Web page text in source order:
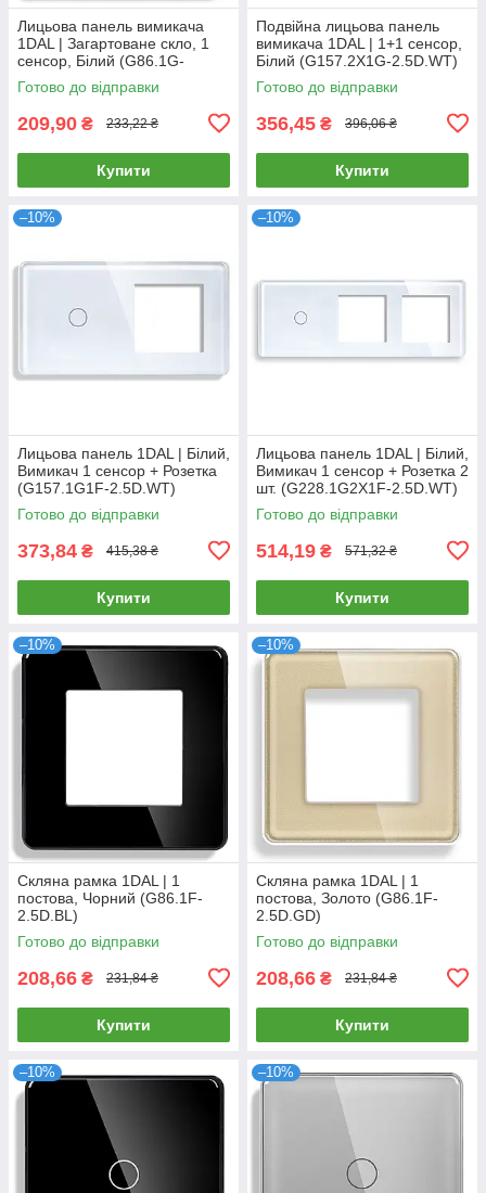
Лицьова панель вимикача
1DAL | Загартоване скло, 1
сенсор, Білий (G86.1G-
2.5D.WT)
Готово до відправки
209,90 ₴ 233,22 ₴
Купити
Подвійна лицьова панель
вимикача 1DAL | 1+1 сенсор,
Білий (G157.2X1G-2.5D.WT)
Готово до відправки
356,45 ₴ 396,06 ₴
Купити
–10%
Лицьова панель 1DAL | Білий,
Вимикач 1 сенсор + Розетка
(G157.1G1F-2.5D.WT)
Готово до відправки
373,84 ₴ 415,38 ₴
Купити
–10%
Лицьова панель 1DAL | Білий,
Вимикач 1 сенсор + Розетка 2
шт. (G228.1G2X1F-2.5D.WT)
Готово до відправки
514,19 ₴ 571,32 ₴
Купити
–10%
Скляна рамка 1DAL | 1
постова, Чорний (G86.1F-
2.5D.BL)
Готово до відправки
208,66 ₴ 231,84 ₴
Купити
–10%
Скляна рамка 1DAL | 1
постова, Золото (G86.1F-
2.5D.GD)
Готово до відправки
208,66 ₴ 231,84 ₴
Купити
–10% –10%